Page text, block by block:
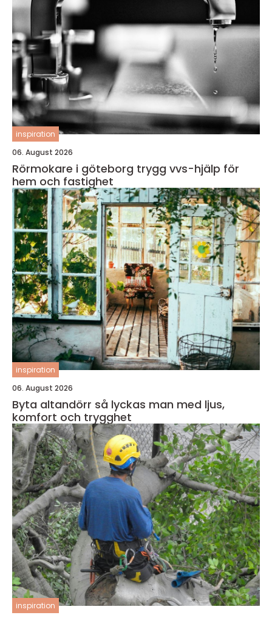
inspiration
06. August 2026
Rörmokare i göteborg trygg vvs-hjälp för
hem och fastighet
inspiration
06. August 2026
Byta altandörr så lyckas man med ljus,
komfort och trygghet
inspiration